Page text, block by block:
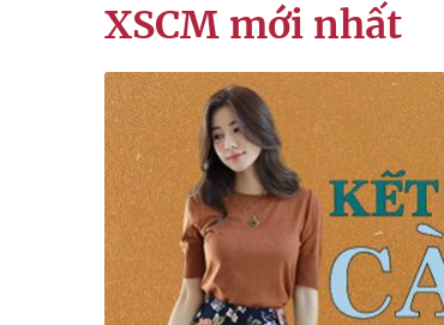
XSCM mới nhất